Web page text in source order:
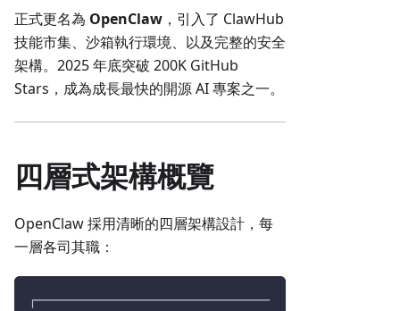
正式更名為 OpenClaw ，引入了 ClawHub
技能市集、沙箱執行環境、以及完整的安全
架構。2025 年底突破 200K GitHub
Stars，成為成長最快的開源 AI 專案之一。
四層式架構概覽
OpenClaw 採用清晰的四層架構設計，每
一層各司其職：
┌─────────────────────────────